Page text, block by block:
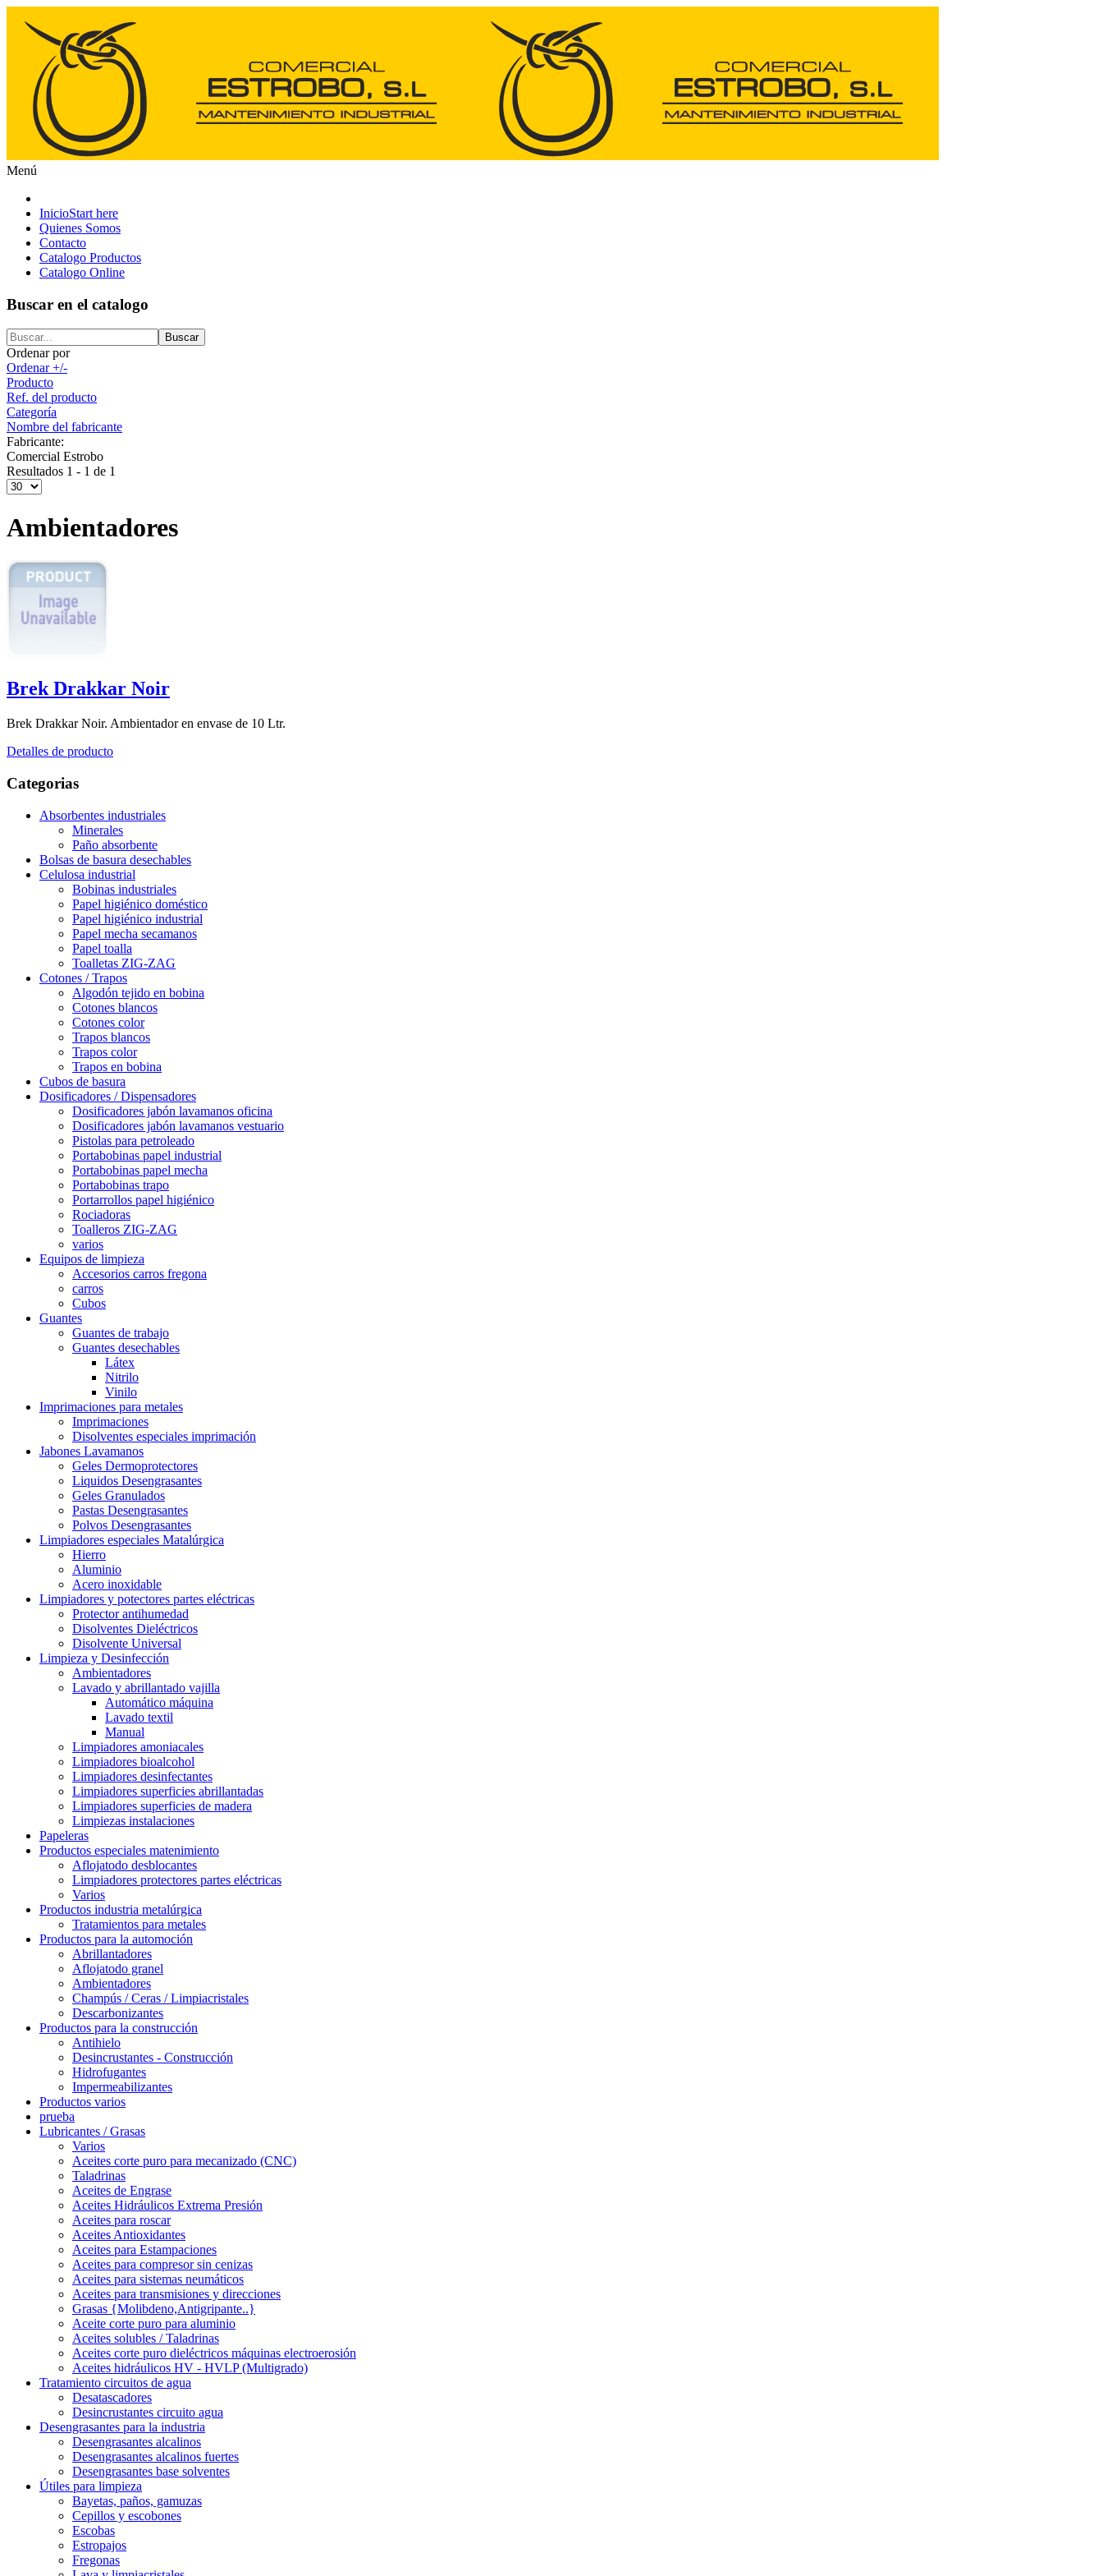
Menú
InicioStart here
Quienes Somos
Contacto
Catalogo Productos
Catalogo Online
Buscar en el catalogo
Ordenar por
Ordenar +/-
Producto
Ref. del producto
Categoría
Nombre del fabricante
Fabricante:
Comercial Estrobo
Resultados 1 - 1 de 1
Ambientadores
Brek Drakkar Noir
Brek Drakkar Noir. Ambientador en envase de 10 Ltr.
Detalles de producto
Categorias
Absorbentes industriales
Minerales
Paño absorbente
Bolsas de basura desechables
Celulosa industrial
Bobinas industriales
Papel higiénico doméstico
Papel higiénico industrial
Papel mecha secamanos
Papel toalla
Toalletas ZIG-ZAG
Cotones / Trapos
Algodón tejido en bobina
Cotones blancos
Cotones color
Trapos blancos
Trapos color
Trapos en bobina
Cubos de basura
Dosificadores / Dispensadores
Dosificadores jabón lavamanos oficina
Dosificadores jabón lavamanos vestuario
Pistolas para petroleado
Portabobinas papel industrial
Portabobinas papel mecha
Portabobinas trapo
Portarrollos papel higiénico
Rociadoras
Toalleros ZIG-ZAG
varios
Equipos de limpieza
Accesorios carros fregona
carros
Cubos
Guantes
Guantes de trabajo
Guantes desechables
Látex
Nitrilo
Vinilo
Imprimaciones para metales
Imprimaciones
Disolventes especiales imprimación
Jabones Lavamanos
Geles Dermoprotectores
Liquidos Desengrasantes
Geles Granulados
Pastas Desengrasantes
Polvos Desengrasantes
Limpiadores especiales Matalúrgica
Hierro
Aluminio
Acero inoxidable
Limpiadores y potectores partes eléctricas
Protector antihumedad
Disolventes Dieléctricos
Disolvente Universal
Limpieza y Desinfección
Ambientadores
Lavado y abrillantado vajilla
Automático máquina
Lavado textil
Manual
Limpiadores amoniacales
Limpiadores bioalcohol
Limpiadores desinfectantes
Limpiadores superficies abrillantadas
Limpiadores superficies de madera
Limpiezas instalaciones
Papeleras
Productos especiales matenimiento
Aflojatodo desblocantes
Limpiadores protectores partes eléctricas
Varios
Productos industria metalúrgica
Tratamientos para metales
Productos para la automoción
Abrillantadores
Aflojatodo granel
Ambientadores
Champús / Ceras / Limpiacristales
Descarbonizantes
Productos para la construcción
Antihielo
Desincrustantes - Construcción
Hidrofugantes
Impermeabilizantes
Productos varios
prueba
Lubricantes / Grasas
Varios
Aceites corte puro para mecanizado (CNC)
Taladrinas
Aceites de Engrase
Aceites Hidráulicos Extrema Presión
Aceites para roscar
Aceites Antioxidantes
Aceites para Estampaciones
Aceites para compresor sin cenizas
Aceites para sistemas neumáticos
Aceites para transmisiones y direcciones
Grasas {Molibdeno,Antigripante..}
Aceite corte puro para aluminio
Aceites solubles / Taladrinas
Aceites corte puro dieléctricos máquinas electroerosión
Aceites hidráulicos HV - HVLP (Multigrado)
Tratamiento circuitos de agua
Desatascadores
Desincrustantes circuito agua
Desengrasantes para la industria
Desengrasantes alcalinos
Desengrasantes alcalinos fuertes
Desengrasantes base solventes
Útiles para limpieza
Bayetas, paños, gamuzas
Cepillos y escobones
Escobas
Estropajos
Fregonas